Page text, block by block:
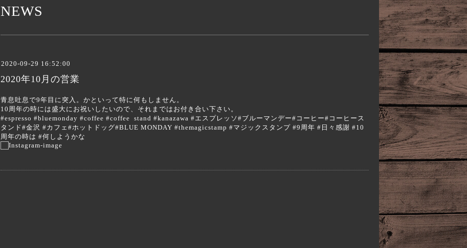
NEWS
2020-09-29 16:52:00
2020年10月の営業
青息吐息で9年目に突入。かといって特に何もしません。
10周年の時には盛大にお祝いしたいので、それまではお付き合い下さい。
#espresso #bluemonday #coffee #coffee stand #kanazawa #エスプレッソ#ブルーマンデー#コーヒー#コーヒース
タンド#金沢 #カフェ#ホットドッグ#BLUE MONDAY #themagicstamp #マジックスタンプ #9周年 #日々感謝 #10
周年の時は #何しようかな